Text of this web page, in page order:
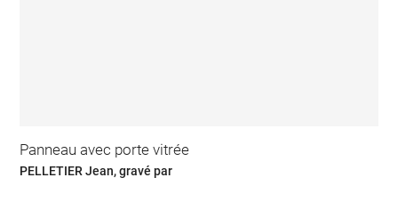
Panneau avec porte vitrée
PELLETIER Jean, gravé par